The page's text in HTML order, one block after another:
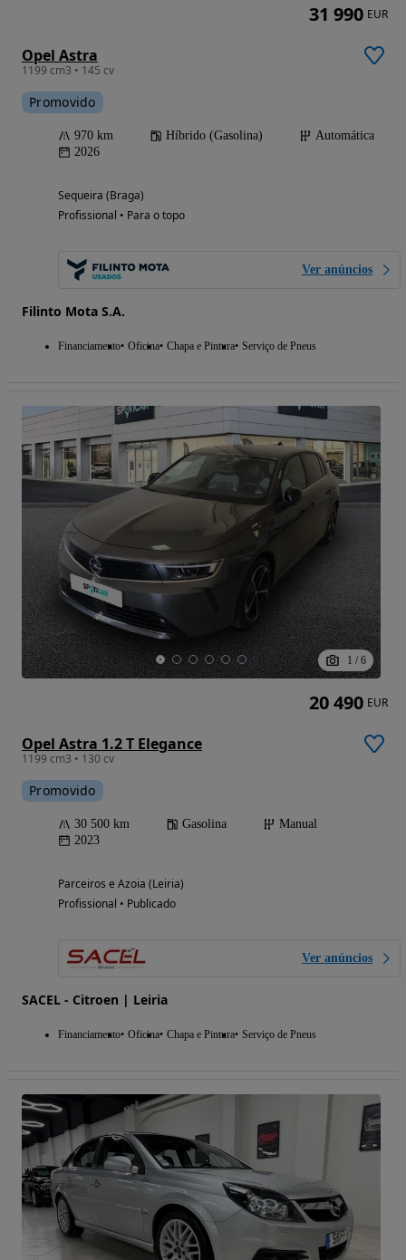
Opel Astra
1199 cm3 • 145 cv
Promovido
970 km Híbrido (Gasolina)
Automática
2026
Sequeira (Braga)
Profissional • Para o topo
Ver anúncios
Filinto Mota S.A.
Financiamento Oficina Chapa e Pintura Serviço de Pneus
31 990 EUR
1 / 6
Opel Astra 1.2 T Elegance
1199 cm3 • 130 cv
Promovido
30 500 km Gasolina
Manual
2023
Parceiros e Azoia (Leiria)
Profissional • Publicado
Ver anúncios
SACEL - Citroen | Leiria
Financiamento Oficina Chapa e Pintura Serviço de Pneus
20 490 EUR